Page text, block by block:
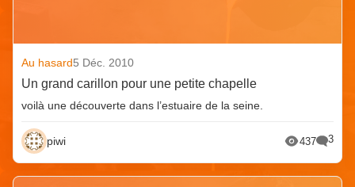
Au hasard5 Déc. 2010
Un grand carillon pour une petite chapelle
voilà une découverte dans l’estuaire de la seine.
piwi 437 3